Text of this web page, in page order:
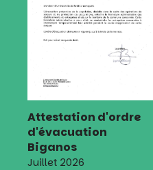
Attestation d'ordre
d'évacuation
Biganos
Juillet 2026